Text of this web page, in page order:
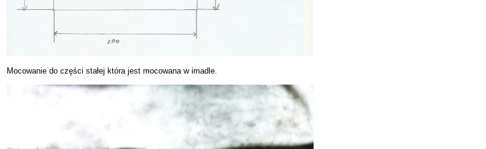
Mocowanie do części stałej która jest mocowana w imadle.